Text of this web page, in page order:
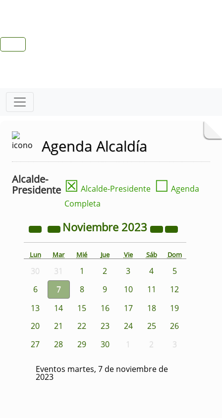
Agenda Alcaldía
Alcalde-
Presidente ☒ Alcalde-Presidente ☐ Agenda
Completa
Noviembre 2023
Lun Mar Mié Jue Vie Sáb Dom
30 31 1 2 3 4
5
6
7 8 9 10 11
12
13
14 15 16 17 18
19
20
21 22 23 24 25
26
27
28 29 30 1 2 3
Eventos martes, 7 de noviembre de
2023